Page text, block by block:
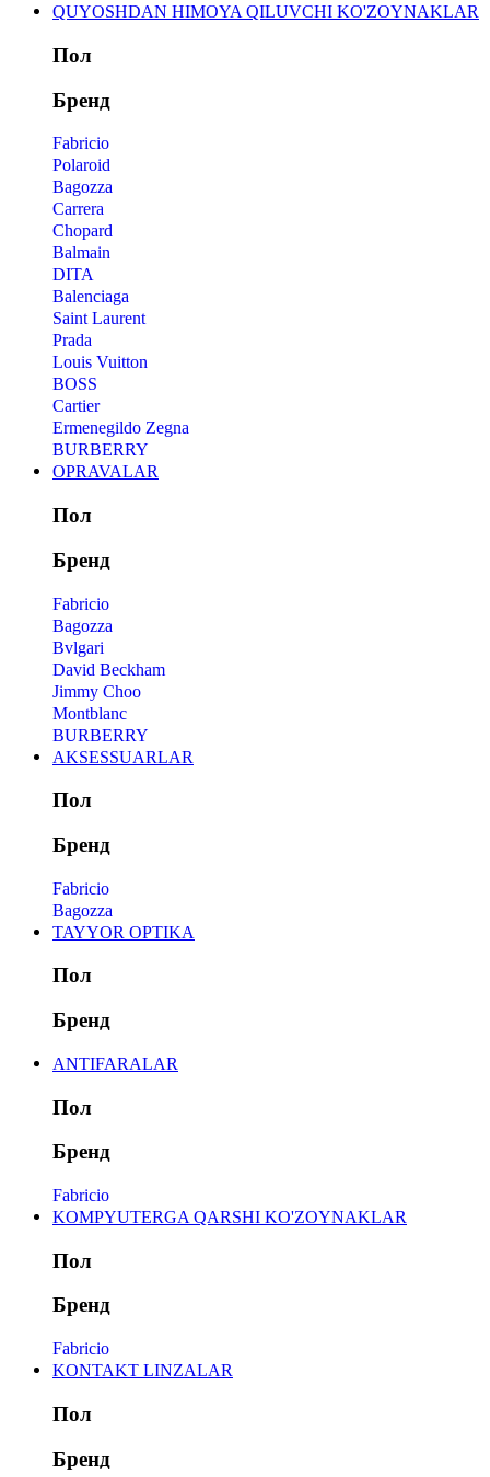
QUYOSHDAN HIMOYA QILUVCHI KO'ZOYNAKLAR
Пол
Бренд
Fabricio
Polaroid
Bagozza
Carrera
Chopard
Balmain
DITA
Balenciaga
Saint Laurent
Prada
Louis Vuitton
BOSS
Cartier
Ermenegildo Zegna
BURBERRY
OPRAVALAR
Пол
Бренд
Fabricio
Bagozza
Bvlgari
David Beckham
Jimmy Choo
Montblanc
BURBERRY
AKSESSUARLAR
Пол
Бренд
Fabricio
Bagozza
TAYYOR OPTIKA
Пол
Бренд
ANTIFARALAR
Пол
Бренд
Fabricio
KOMPYUTERGA QARSHI KO'ZOYNAKLAR
Пол
Бренд
Fabricio
KONTAKT LINZALAR
Пол
Бренд